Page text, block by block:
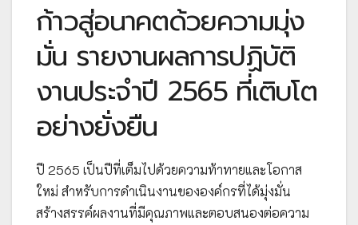
ก้าวสู่อนาคตด้วยความมุ่ง
มั่น รายงานผลการปฏิบัติ
งานประจำปี 2565 ที่เติบโต
อย่างยั่งยืน
ปี 2565 เป็นปีที่เต็มไปด้วยความท้าทายและโอกาส
ใหม่ สำหรับการดำเนินงานขององค์กรที่ได้มุ่งมั่น
สร้างสรรค์ผลงานที่มีคุณภาพและตอบสนองต่อความ